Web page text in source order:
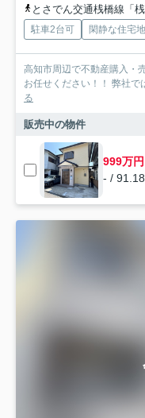
とさでん交通桟橋線「
駐車2台可 閑静な住宅地
高知市周辺で不動産購入・
お任せください！！ 弊社で
る
販売中の物件
999万円
- /